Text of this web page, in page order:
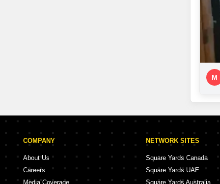
M
COMPANY
About Us
Careers
Media Coverage
NETWORK SITES
Square Yards Canada
Square Yards UAE
Square Yards Australia